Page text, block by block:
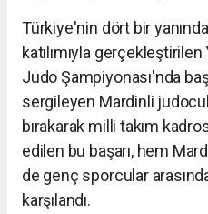
Türkiye'nin dört bir
katılımıyla
Judo Şampiyonası'nda
sergileyen Mardinli
bırakarak milli takım
edilen bu başarı, hem
de genç sporcular
karşılandı.